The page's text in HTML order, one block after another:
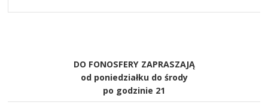
DO FONOSFERY ZAPRASZAJĄ
od poniedziałku do środy
po godzinie 21